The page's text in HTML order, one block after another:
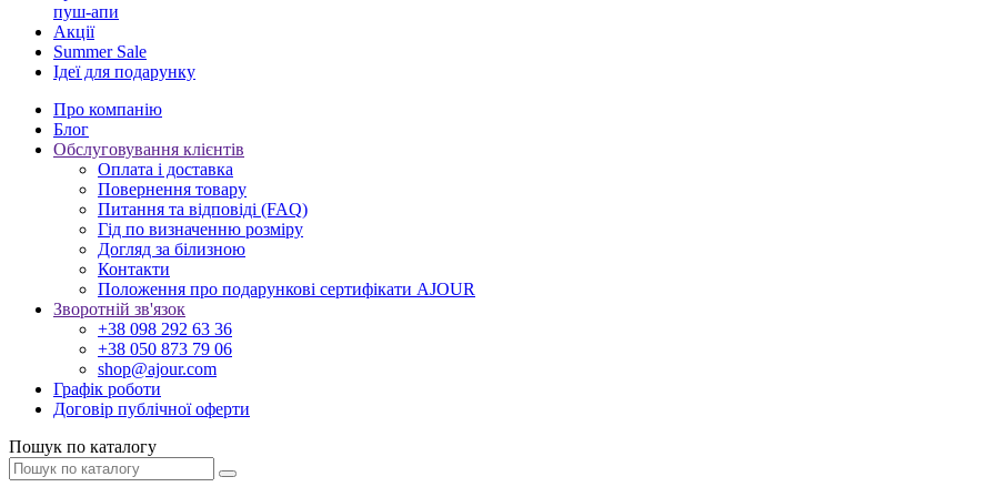
пуш-апи
Акції
Summer Sale
Ідеї для подарунку
Про компанію
Блог
Обслуговування клієнтів
Оплата і доставка
Повернення товару
Питання та відповіді (FAQ)
Гід по визначенню розміру
Догляд за білизною
Контакти
Положення про подарункові сертифікати AJOUR
Зворотній зв'язок
+38 098 292 63 36
+38 050 873 79 06
shop@ajour.com
Графік роботи
Договір публічної оферти
Пошук по каталогу